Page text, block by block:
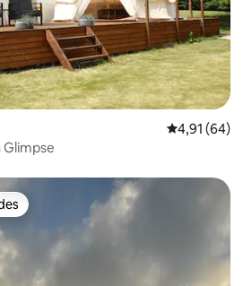
4,91 de uma
4,91 (64)
Glimpse